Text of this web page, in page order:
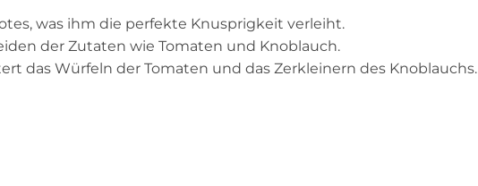
was ihm die perfekte Knusprigkeit verleiht.
der Zutaten wie Tomaten und Knoblauch.
das Würfeln der Tomaten und das Zerkleinern des Knoblauchs.